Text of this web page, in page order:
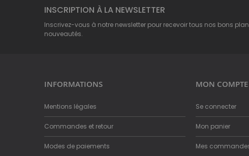
INSCRIPTION À LA NEWSLETTER
Inscrivez-vous à notre newsletter pour recevoir tous nos bons
nouveautés.
INFORMATIONS
Mentions légales
Commandes et retour
Modes de paiements
MON COMPTE
Se connecter
Mon panier
Mes